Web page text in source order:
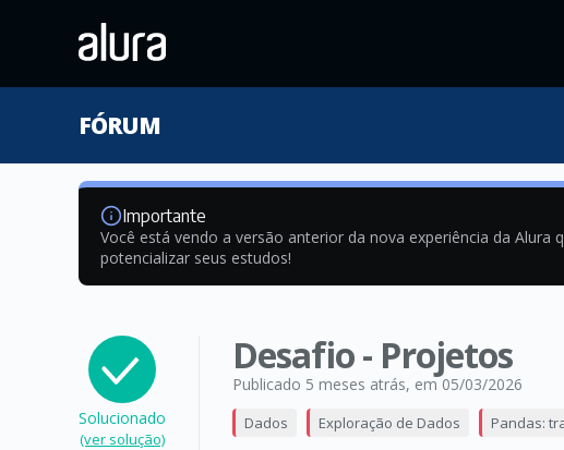
FÓRUM
Importante
Você está vendo a versão anterior da nova experiência da
potencializar seus estudos!
Solucionado
(ver solução)
Desafio - Projetos
Publicado 5 meses atrás, em 05/03/2026
Dados Exploração de Dados Pandas: